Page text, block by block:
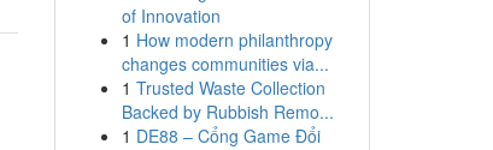
of Innovation
1 How modern philanthropy
changes communities via...
1 Trusted Waste Collection
Backed by Rubbish Remo...
1 DE88 – Cổng Game Đổi